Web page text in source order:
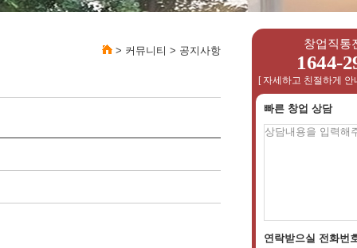
창업직통
1644-
[ 자세하고 친절하게
빠른 창업 상담
연락받으실 전화번
> 커뮤니티 > 공지사항